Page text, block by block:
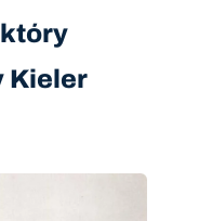
Kieler